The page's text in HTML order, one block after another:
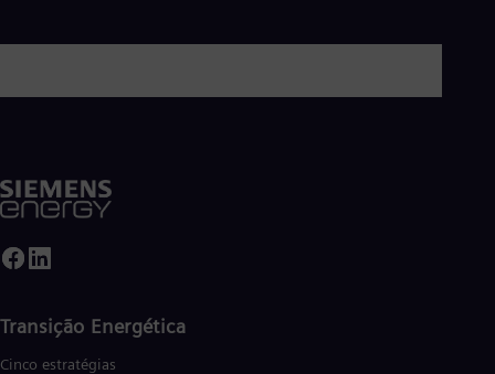
Transição Energética
Cinco estratégias